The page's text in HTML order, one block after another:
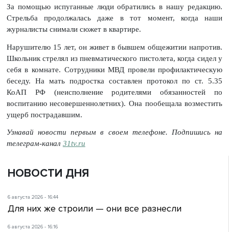
За помощью испуганные люди обратились в нашу редакцию.
Стрельба продолжалась даже в тот момент, когда наши
журналисты снимали сюжет в квартире.
Нарушителю 15 лет, он живет в бывшем общежитии напротив.
Школьник стрелял из пневматического пистолета, когда сидел у
себя в комнате. Сотрудники МВД провели профилактическую
беседу. На мать подростка составлен протокол по ст. 5.35
КоАП РФ (неисполнение родителями обязанностей по
воспитанию несовершеннолетних). Она пообещала возместить
ущерб пострадавшим.
Узнавай новости первым в своем телефоне. Подпишись на
телеграм-канал 31tv.ru
НОВОСТИ ДНЯ
6 августа 2026 - 16:44
Для них же строили — они все разнесли
6 августа 2026 - 16:16